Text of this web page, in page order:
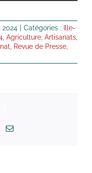
2024 Catégories :
Ille-
Agriculture Artisanats
Revue de Presse
Email